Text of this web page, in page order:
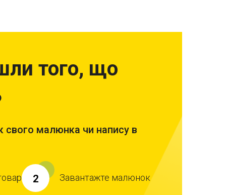
того, що
свого малюнка чи напису в
2 Завантажте малюнок